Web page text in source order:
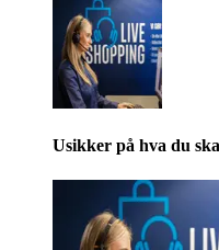
Usikker på hva du